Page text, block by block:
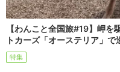
【わんこと全国旅#19】岬を
トカーズ「オーステリア」
特集